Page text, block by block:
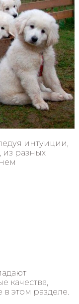
интуиции,
из разных
качества,
этом разделе.